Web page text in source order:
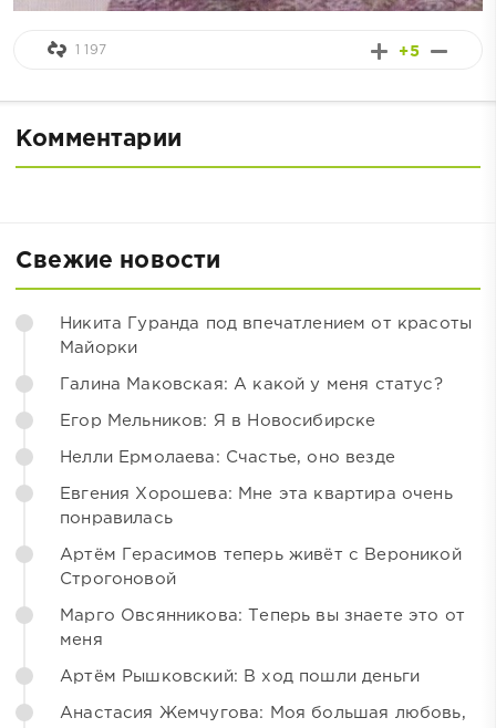
+5
1 197
Комментарии
Свежие новости
Никита Гуранда под впечатлением от красоты
Майорки
Галина Маковская: А какой у меня статус?
Егор Мельников: Я в Новосибирске
Нелли Ермолаева: Счастье, оно везде
Евгения Хорошева: Мне эта квартира очень
понравилась
Артём Герасимов теперь живёт с Вероникой
Строгоновой
Марго Овсянникова: Теперь вы знаете это от
меня
Артём Рышковский: В ход пошли деньги
Анастасия Жемчугова: Моя большая любовь,